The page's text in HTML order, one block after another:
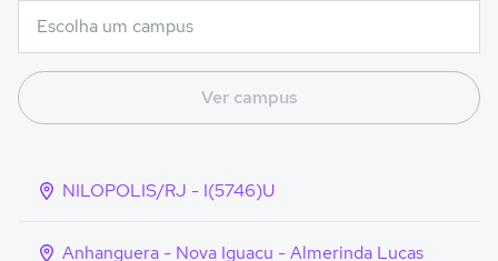
Ver campus
NILOPOLIS/RJ - I(5746)U
Anhanguera - Nova Iguacu - Almerinda Lucas